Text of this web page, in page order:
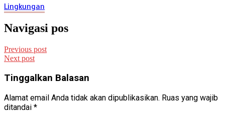
Lingkungan
Navigasi pos
Previous post
Next post
Tinggalkan Balasan
Alamat email Anda tidak akan dipublikasikan. Ruas yang wajib
ditandai *